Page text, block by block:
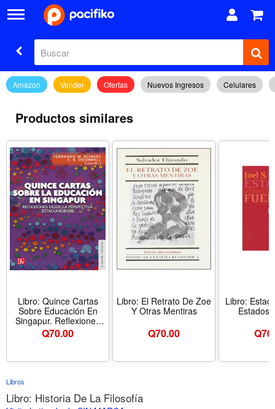
Amazon Vender Ofertas Nuevos Ingresos Celulares
Productos similares
Libro: Quince Cartas
Sobre Educación En
Singapur. Reflexiones
Desde la Perspectiva
Estadounidense
Q70.00
Libro: El Retrato De Zoe
Y Otras Mentiras
Q70.00
Libro:
Estados
Q
Libros
Libro: Historia De La Filosofía